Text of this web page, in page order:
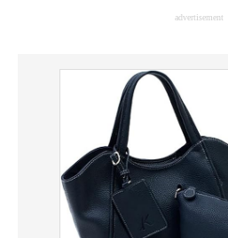
製造業のIT導入・活用を支援
モノづくり技術者専門サイト
エレクトロニクス専門サイト
電子設計の基本と応用
エネルギーの専門メディア
advertisement